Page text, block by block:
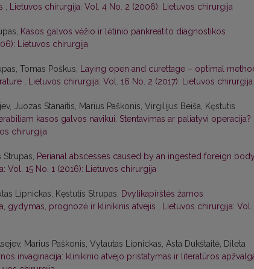
, Lietuvos chirurgija: Vol. 4 No. 2 (2006): Lietuvos chirurgija
Kasos galvos vėžio ir lėtinio pankreatito diagnostikos
Lietuvos chirurgija
Tomas Poškus, Laying open and curettage – optimal
, Lietuvos chirurgija: Vol. 16 No. 2 (2017): Lietuvos chirurgija
Juozas Stanaitis, Marius Paškonis, Virgilijus Beiša, Kęstutis
kasos galvos navikui. Stentavimas ar paliatyvi operacija?
chirurgija
Perianal abscesses caused by an ingested foreign
Vol. 15 No. 1 (2016): Lietuvos chirurgija
Lipnickas, Kęstutis Strupas, Dvylikapirštės žarnos
gydymas, prognozė ir klinikinis atvejis , Lietuvos chirurgija: Vol.
Marius Paškonis, Vytautas Lipnickas, Asta Dukštaitė, Dileta
invaginacija: klinikinio atvejo pristatymas ir literatūros